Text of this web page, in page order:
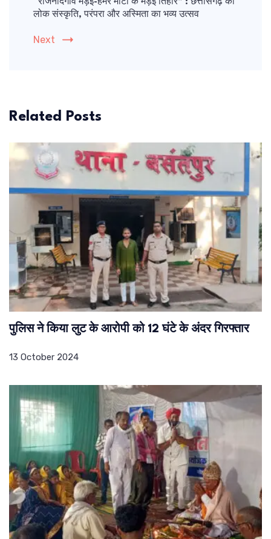
“राजनांदगांव मड़ई-हमर माटी के मड़ई तिहार” : छत्तीसगढ़ की
लोक संस्कृति, परंपरा और अस्मिता का भव्य उत्सव
Next
Related Posts
पुलिस ने किया लुट के आरोपी को 12 घंटे के अंदर गिरफ्तार
13 October 2024